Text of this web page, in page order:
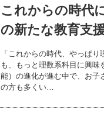
これからの時代
の新たな教育支
「これからの時代、やっぱ
も、もっと理数系科目に興
能）の進化が進む中で、お子
の方も多くい…